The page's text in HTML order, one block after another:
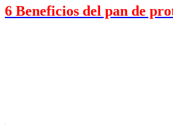
6 Beneficios del pan de